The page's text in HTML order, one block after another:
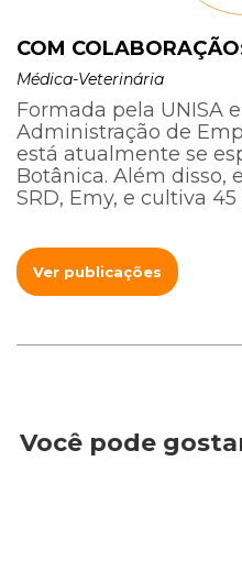
COM
Médica-Veterinária
Formada pela UNISA
Administração de
está atualmente se
Botânica. Além disso,
SRD, Emy, e cultiva
Ver publicações
Você pode